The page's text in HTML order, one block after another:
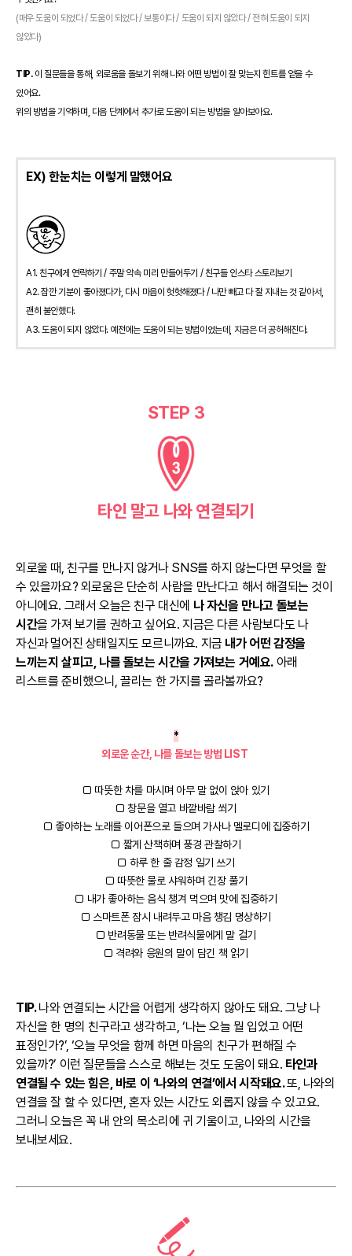
(매우 도움이 되었다 / 도움이 되었다 / 보통이다 / 도움이 되지 않았다 / 전혀 도움이 되지
않았다)
TIP. 이 질문들을 통해, 외로움을 돌보기 위해 나와 어떤 방법이 잘 맞는지 힌트를 얻을 수
있어요.
위의 방법을 기억하며, 다음 단계에서 추가로 도움이 되는 방법을 알아보아요.
EX) 한눈치는 이렇게 말했어요
A1. 친구에게 연락하기 / 주말 약속 미리 만들어두기 / 친구들 인스타 스토리보기
A2. 잠깐 기분이 좋아졌다가, 다시 마음이 헛헛해졌다 / 나만 빼고 다 잘 지내는 것 같아서,
괜히 불안했다.
A3. 도움이 되지 않았다. 예전에는 도움이 되는 방법이었는데, 지금은 더 공허해진다.
STEP 3
타인 말고 나와 연결되기
외로울 때, 친구를 만나지 않거나 SNS를 하지 않는다면 무엇을 할
수 있을까요? 외로움은 단순히 사람을 만난다고 해서 해결되는 것이
아니에요. 그래서 오늘은 친구 대신에 나 자신을 만나고 돌보는
시간을 가져 보기를 권하고 싶어요. 지금은 다른 사람보다도 나
자신과 멀어진 상태일지도 모르니까요. 지금 내가 어떤 감정을
느끼는지 살피고, 나를 돌보는 시간을 가져보는 거예요. 아래
리스트를 준비했으니, 끌리는 한 가지를 골라볼까요?
*
외로운 순간, 나를 돌보는 방법 LIST
□ 따뜻한 차를 마시며 아무 말 없이 앉아 있기
□ 창문을 열고 바깥바람 쐬기
□ 좋아하는 노래를 이어폰으로 들으며 가사나 멜로디에 집중하기
□ 짧게 산책하며 풍경 관찰하기
□ 하루 한 줄 감정 일기 쓰기
□ 따뜻한 물로 샤워하며 긴장 풀기
□ 내가 좋아하는 음식 챙겨 먹으며 맛에 집중하기
□ 스마트폰 잠시 내려두고 마음 챙김 명상하기
□ 반려동물 또는 반려식물에게 말 걸기
□ 격려와 응원의 말이 담긴 책 읽기
TIP.나와 연결되는 시간을 어렵게 생각하지 않아도 돼요. 그냥 나
자신을 한 명의 친구라고 생각하고, ‘나는 오늘 뭘 입었고 어떤
표정인가?’, ‘오늘 무엇을 함께 하면 마음의 친구가 편해질 수
있을까?’ 이런 질문들을 스스로 해보는 것도 도움이 돼요. 타인과
연결될 수 있는 힘은, 바로 이 ‘나와의 연결’에서 시작돼요.또, 나와의
연결을 잘 할 수 있다면, 혼자 있는 시간도 외롭지 않을 수 있고요.
그러니 오늘은 꼭 내 안의 목소리에 귀 기울이고, 나와의 시간을
보내보세요.